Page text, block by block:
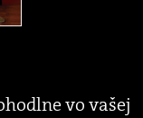
vo vašej